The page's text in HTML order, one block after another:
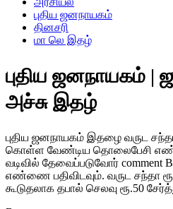
புதிய ஜனநாயகம்
தினசரி
மா லெ இதழ்
புதிய ஜனநாயகம் |
அச்சு இதழ்
புதிய ஜனநாயகம் இதழை வருட
கொள்ள வேண்டிய தொலைபேசி எண்:
வடிவில் தேவைப்படுவோர்
எண்ணை பதிவிடவும். வருட சந்தா
கூடுதலாக தபால் செலவு ரூ.50